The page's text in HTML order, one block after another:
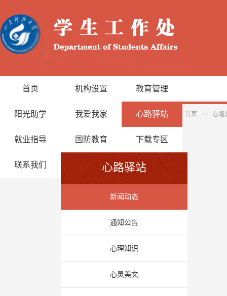
首页 机构设置 教育管理
阳光助学 我爱我家 心路驿站
就业指导 国防教育 下载专区
联系我们
首页 >> 心路
心路驿站
新闻动态
通知公告
心理知识
心灵美文